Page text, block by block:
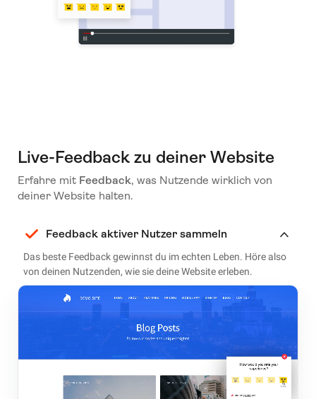
Live-Feedback zu deiner Website
Erfahre mit Feedback, was Nutzende wirklich von
deiner Website halten.
Feedback aktiver Nutzer sammeln
Das beste Feedback gewinnst du im echten Leben. Höre also
von deinen Nutzenden, wie sie deine Website erleben.